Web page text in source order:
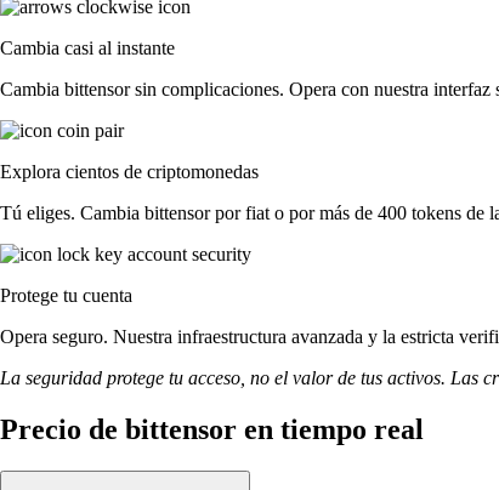
Cambia casi al instante
Cambia bittensor sin complicaciones. Opera con nuestra
Explora cientos de criptomonedas
Tú eliges. Cambia bittensor por fiat o por más de 400 tokens de
Protege tu cuenta
Opera seguro. Nuestra infraestructura avanzada y la estricta
La seguridad protege tu acceso, no el valor de tus activos. Las
Precio de bittensor en tiempo real